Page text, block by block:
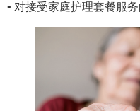
• 对接受家庭护理套餐服